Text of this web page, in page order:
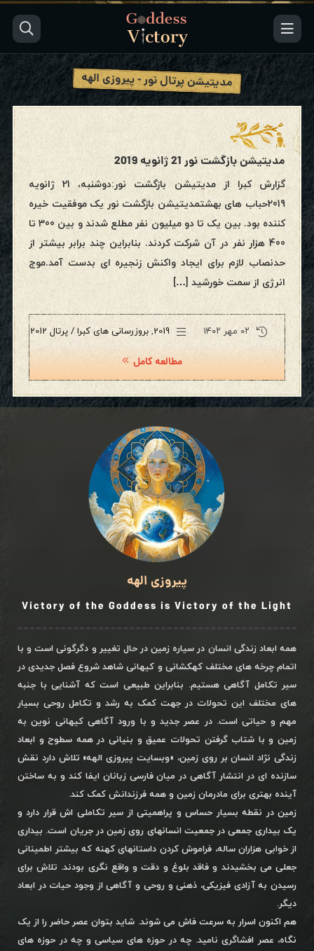
مدیتیشن پرتال نور - پیروزی الهه
مدیتیشن بازگشت نور 21 ژانویه 2019
گزارش کبرا از مدیتیشن بازگشت نور:دوشنبه، 21 ژانویه
2019حباب های بهشتمدیتیشن بازگشت نور یک موفقیت خیره
کننده بود. بین یک تا دو میلیون نفر مطلع شدند و بین 300 تا
400 هزار نفر در آن شرکت کردند. بنابراین چند برابر بیشتر از
حدنصاب لازم برای ایجاد واکنش زنجیره ای بدست آمد.موج
انرژی از سمت خورشید […]
۰۲ مهر ۱۴۰۲ 2019
, بروزرسانی های کبرا / پرتال 2012
مطالعه کامل
پیروزی الهه
Victory of the Goddess is Victory of the Light
همه ابعاد زندگی انسان در سیاره زمین در حال تغییر و دگرگونی است و با
اتمام چرخه های مختلف کهکشانی و کیهانی شاهد شروع فصل جدیدی در
سیر تکامل آگاهی هستیم. بنابراین طبیعی است که آشنایی با جنبه
های مختلف این تحولات در جهت کمک به رشد و تکامل روحی بسیار
مهم و حیاتی است. در عصر جدید و با ورود آگاهی کیهانی نوین به
زمین و با شتاب گرفتن تحولات عمیق و بنیانی در همه سطوح و ابعاد
زندگی نژاد انسان بر روی زمین، «وبسایت پیروزی الهه» تلاش دارد نقش
سازنده ای در انتشار آگاهی در میان فارسی زبانان ایفا کند و به ساختن
آینده بهتری برای مادرمان زمین و همه فرزندانش کمک کند.
زمین در نقطه بسیار حساس و پراهمیتی از سیر تکاملی اش قرار دارد و
یک بیداری جمعی در جمعیت انسانهای روی زمین در جریان است. بیداری
از خوابی هزاران ساله، فراموش کردن داستانهای کهنه که بیشتر اطمینانی
جعلی می بخشیدند و فاقد بلوغ و دقت و واقع نگری بودند. تلاش برای
رسیدن به آزادی فیزیکی، ذهنی و روحی و آگاهی از وجود حیات در ابعاد
دیگر.
هم اکنون اسرار به سرعت فاش می شوند. شاید بتوان عصر حاضر را از یک
نگاه، عصر افشاگری نامید. چه در حوزه های سیاسی و چه در حوزه های